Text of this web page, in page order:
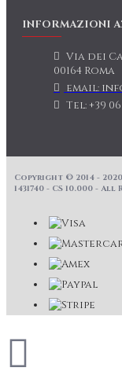
INFORMAZIONI
Via dei
00164 Roma
email:
Tel: +39 06
Copyright © 2014 -
1431740 - CS 10.000 -